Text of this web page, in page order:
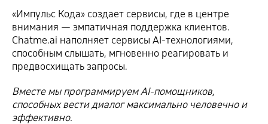
«Импульс Кода» создает сервисы, где в центре
внимания — эмпатичная поддержка клиентов.
Chatme.ai наполняет сервисы AI-технологиями,
способным слышать, мгновенно реагировать и
предвосхищать запросы.
Вместе мы программируем AI-помощников,
способных вести диалог максимально человечно и
эффективно.